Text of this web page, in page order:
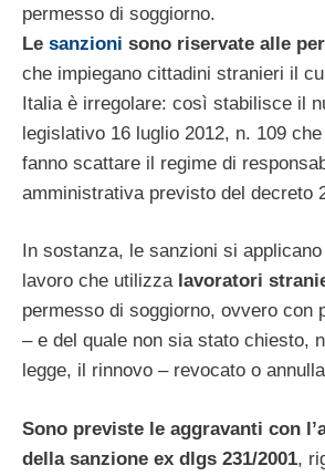
permesso di soggiorno.
Le sanzioni sono riservate alle
che impiegano cittadini stranieri il
Italia è irregolare: così stabilisce il
legislativo 16 luglio 2012, n. 109
fanno scattare il regime di
amministrativa previsto del decreto
In sostanza, le sanzioni si
lavoro che utilizza lavoratori
permesso di soggiorno, ovvero con
– e del quale non sia stato chiesto,
legge, il rinnovo – revocato o
Sono previste le aggravanti con
della sanzione ex dlgs 231/2001,